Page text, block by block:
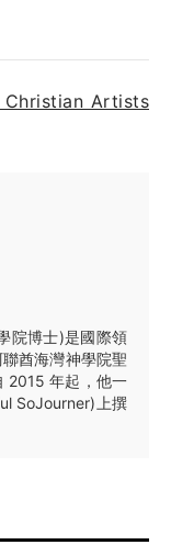
Christian Artists
院博士)是國際領
酋海灣神學院聖
2015 年起，他一
SoJourner)上撰